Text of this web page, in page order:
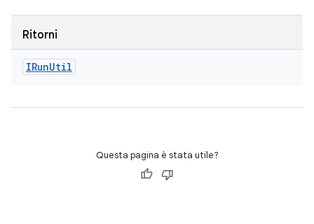
Ritorni
IRunUtil
Questa pagina è stata utile?